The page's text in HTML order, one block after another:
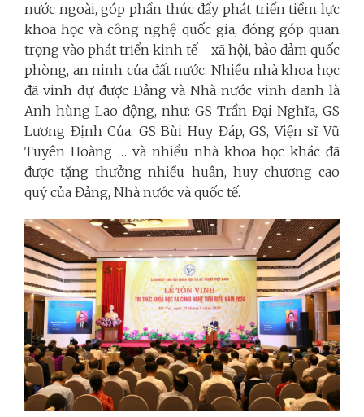
nước ngoài, góp phần thúc đẩy phát triển tiềm lực
khoa học và công nghệ quốc gia, đóng góp quan
trọng vào phát triển kinh tế - xã hội, bảo đảm quốc
phòng, an ninh của đất nước. Nhiều nhà khoa học
đã vinh dự được Đảng và Nhà nước vinh danh là
Anh hùng Lao động, như: GS Trần Đại Nghĩa, GS
Lương Định Của, GS Bùi Huy Đáp, GS, Viện sĩ Vũ
Tuyên Hoàng … và nhiều nhà khoa học khác đã
được tặng thưởng nhiều huân, huy chương cao
quý của Đảng, Nhà nước và quốc tế.